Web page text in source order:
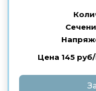
Цена 145